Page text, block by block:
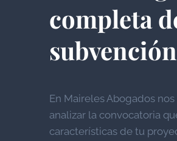
completa
subvención
En Maireles Abogados
analizar la convocatoria
características de tu